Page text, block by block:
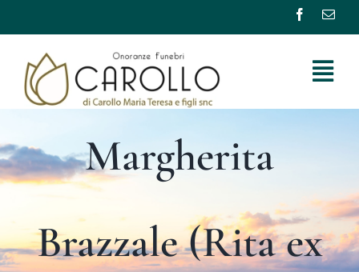
Impresa funebre Carollo
I nostri servizi
Margherita
Brazzale (Rita ex